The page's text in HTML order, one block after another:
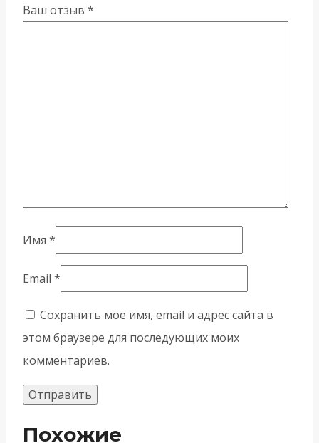
Ваш отзыв *
Имя *
Email *
Сохранить моё имя, email и адрес сайта в
этом браузере для последующих моих
комментариев.
Похожие